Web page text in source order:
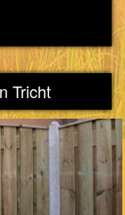
Tricht